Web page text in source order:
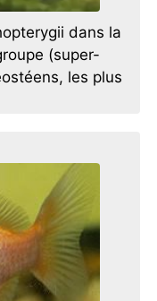
dans la
(super-
les plus